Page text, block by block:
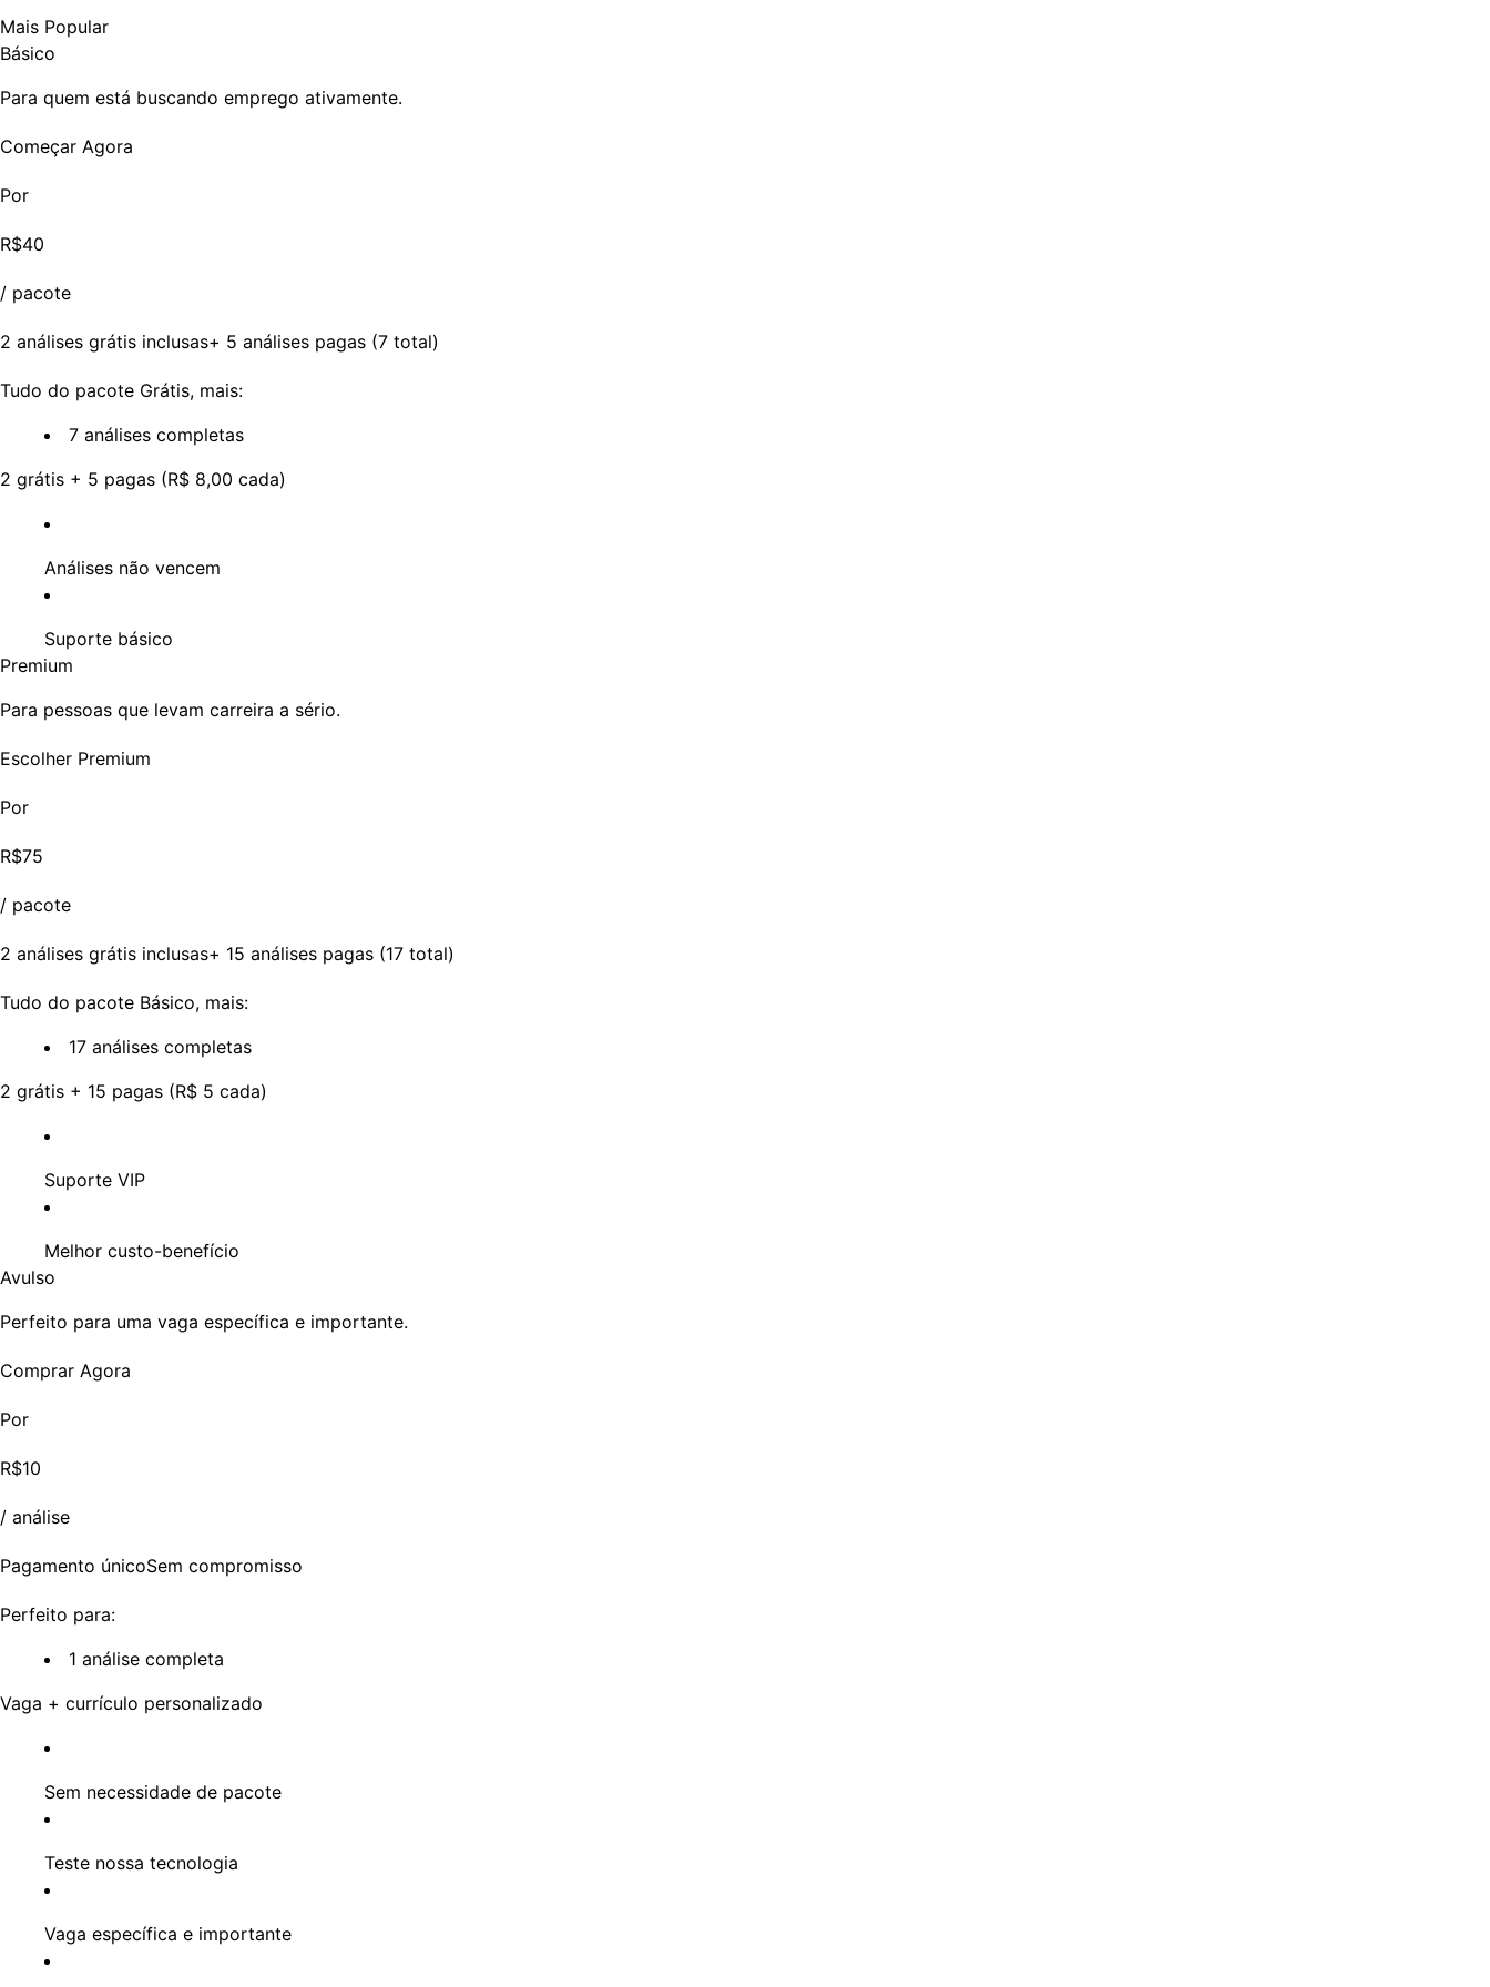
Mais Popular
Básico
Para quem está buscando emprego ativamente.
Começar Agora
Por
R$40
/ pacote
2 análises grátis inclusas+ 5 análises pagas (7 total)
Tudo do pacote Grátis, mais:
7 análises completas
2 grátis + 5 pagas (R$ 8,00 cada)
Análises não vencem
Suporte básico
Premium
Para pessoas que levam carreira a sério.
Escolher Premium
Por
R$75
/ pacote
2 análises grátis inclusas+ 15 análises pagas (17 total)
Tudo do pacote Básico, mais:
17 análises completas
2 grátis + 15 pagas (R$ 5 cada)
Suporte VIP
Melhor custo-benefício
Avulso
Perfeito para uma vaga específica e importante.
Comprar Agora
Por
R$10
/ análise
Pagamento únicoSem compromisso
Perfeito para:
1 análise completa
Vaga + currículo personalizado
Sem necessidade de pacote
Teste nossa tecnologia
Vaga específica e importante